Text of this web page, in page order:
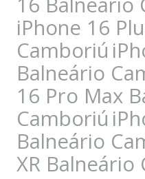
iPhone 16
Camboriú
Balneário
16 Pro Max
Camboriú
Balneário
XR Balneário